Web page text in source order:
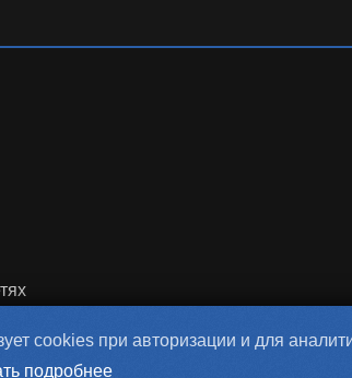
cookies при авторизации и для
подробнее